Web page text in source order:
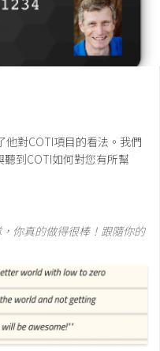
對COTI項目的看法。我們
到COTI如何對您有所幫
你真的做得很棒！跟隨你的